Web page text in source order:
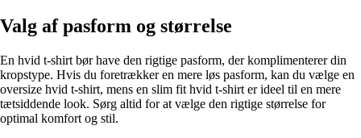
Valg af pasform og størrelse
En hvid t-shirt bør have den rigtige pasform, der komplimenterer din
kropstype. Hvis du foretrækker en mere løs pasform, kan du vælge en
oversize hvid t-shirt, mens en slim fit hvid t-shirt er ideel til en mere
tætsiddende look. Sørg altid for at vælge den rigtige størrelse for
optimal komfort og stil.